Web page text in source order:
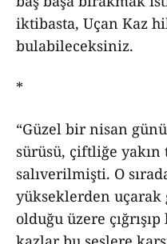
iktibasta, Uçan Kaz
bulabileceksiniz.
*
“Güzel bir nisan
sürüsü, çiftliğe
salıverilmişti. O
yükseklerden
olduğu üzere